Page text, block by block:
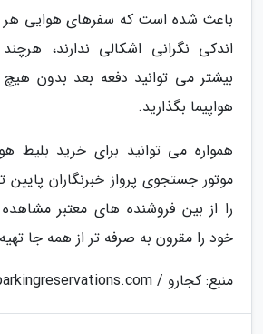
باعث شده است که سفرهای هوایی هر
اندکی نگرانی اشکالی ندارند،
بیشتر می توانید دفعه بعد بدون
هواپیما بگذارید.
همواره می توانید برای خرید بلیط
موتور جستجوی پرواز خبرنگاران
را از بین فروشنده های معتبر
خود را مقرون به صرفه تر از همه جا
منبع: کجارو / airportparkingreservations.com